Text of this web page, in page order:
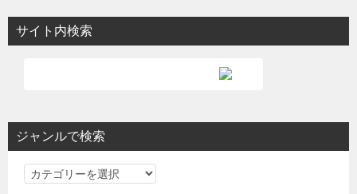
サイト内検索
ジャンルで検索
ジ